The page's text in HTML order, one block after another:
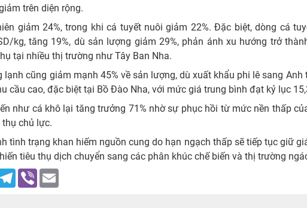
trên diện rộng.
giảm 24%, trong khi cá tuyết nuôi giảm 22%. Đặc biệt, dòng cá
kg, tăng 19%, dù sản lượng giảm 29%, phản ánh xu hướng trở
tại nhiều thị trường như Tây Ban Nha.
lạnh cũng giảm mạnh 45% về sản lượng, dù xuất khẩu phi lê sang Anh
cầu cao, đặc biệt tại Bồ Đào Nha, với mức giá trung bình đạt kỷ lục
như cá khô lại tăng trưởng 71% nhờ sự phục hồi từ mức nền thấp
chủ lực.
tình trạng khan hiếm nguồn cung do hạn ngạch thấp sẽ tiếp tục giữ
tiêu thụ dịch chuyển sang các phân khúc chế biến và thị trường
Telegram
Viber